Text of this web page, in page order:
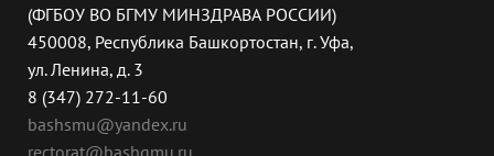
(ФГБОУ ВО БГМУ МИНЗДРАВА РОССИИ)
450008, Республика Башкортостан, г. Уфа,
ул. Ленина, д. 3
8 (347) 272-11-60
bashsmu@yandex.ru